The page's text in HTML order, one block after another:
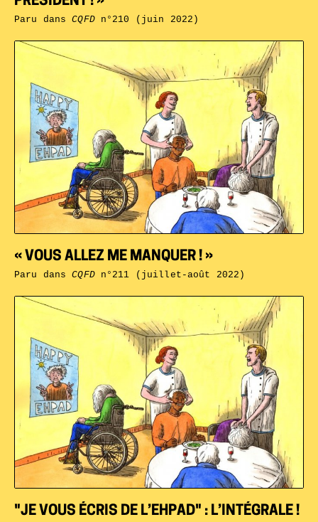
"JE VOUS ÉCRIS DE L’EHPAD" : L’INTÉGRALE !
« VOUS ALLEZ ME MANQUER ! »
Paru dansCQFDn°211 (juillet-août 2022)
Paru dansCQFDn°210 (juin 2022)